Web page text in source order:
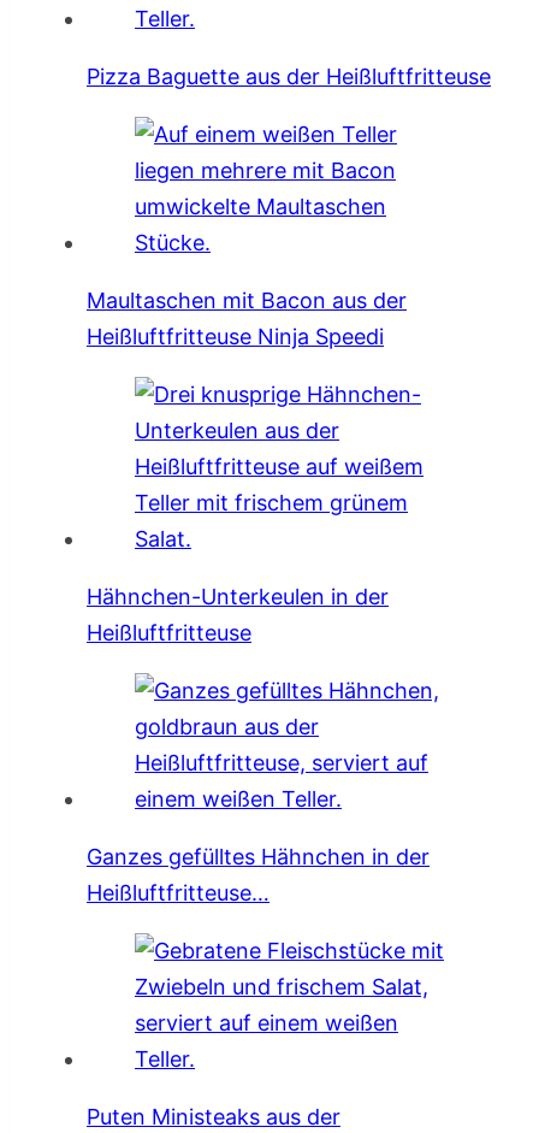
Pizza Baguette aus der Heißluftfritteuse
Maultaschen mit Bacon aus der
Heißluftfritteuse Ninja Speedi
Hähnchen-Unterkeulen in der
Heißluftfritteuse
Ganzes gefülltes Hähnchen in der
Heißluftfritteuse…
Puten Ministeaks aus der